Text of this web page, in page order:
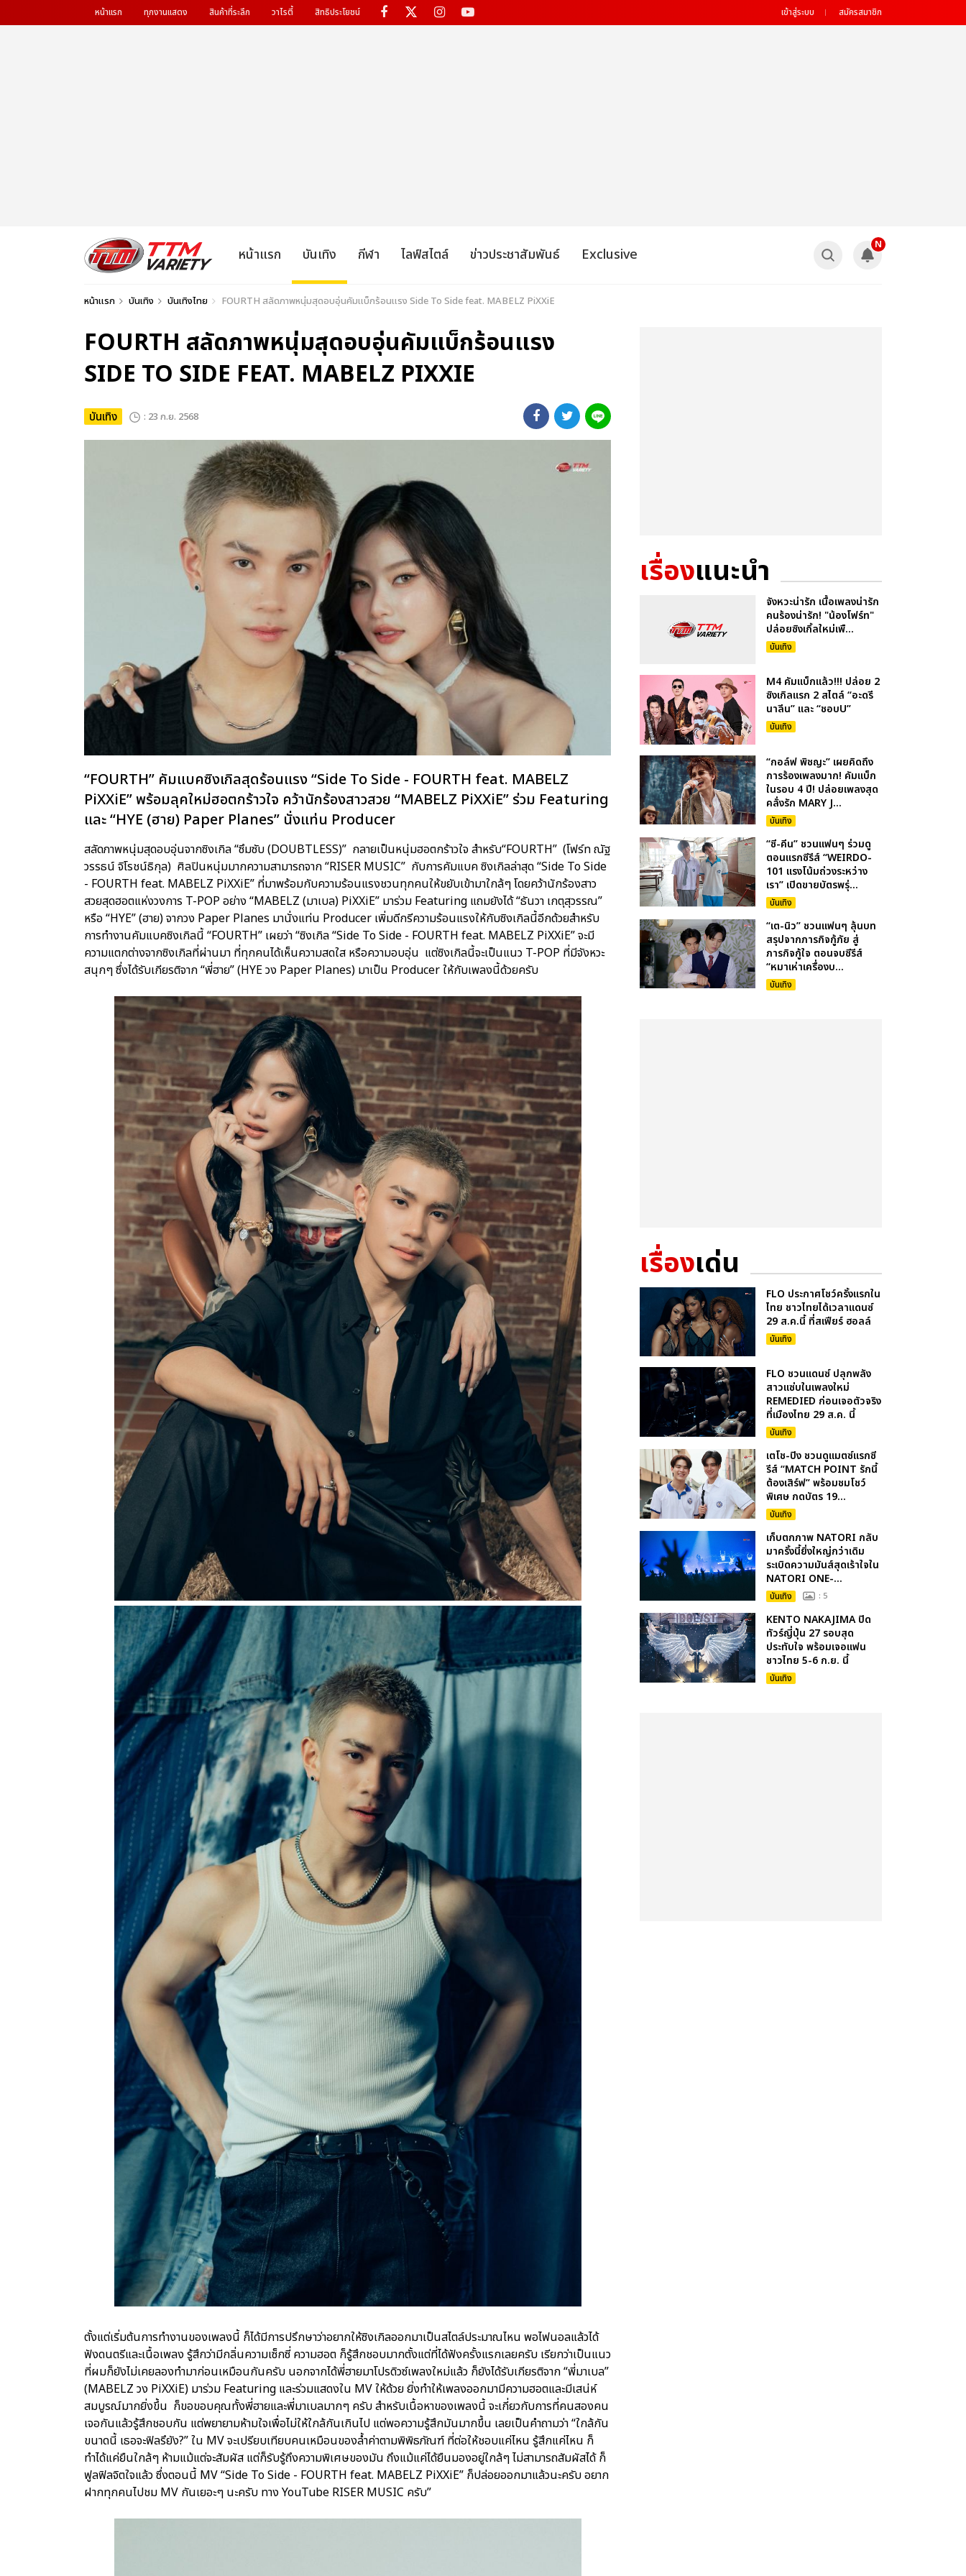
หน้าแรก ทุกงานแสดง สินค้าที่ระลึก วาไรตี้ สิทธิประโยชน์ เข้าสู่ระบบ สมัครสมาชิก
หน้าแรก บันเทิง กีฬา ไลฟ์สไตล์ ข่าวประชาสัมพันธ์ Exclusive
N
หน้าแรก บันเทิง บันเทิงไทย FOURTH สลัดภาพหนุ่มสุดอบอุ่นคัมแบ็กร้อนแรง Side To Side feat. MABELZ PiXXiE
FOURTH สลัดภาพหนุ่มสุดอบอุ่นคัมแบ็กร้อนแรง
SIDE TO SIDE FEAT. MABELZ PIXXIE
บันเทิง : 23 ก.ย. 2568
“FOURTH” คัมแบคซิงเกิลสุดร้อนแรง “Side To Side - FOURTH feat. MABELZ
PiXXiE” พร้อมลุคใหม่ฮอตกร้าวใจ คว้านักร้องสาวสวย “MABELZ PiXXiE” ร่วม Featuring
และ “HYE (ฮาย) Paper Planes” นั่งแท่น Producer
สลัดภาพหนุ่มสุดอบอุ่นจากซิงเกิล “ซึมซับ (DOUBTLESS)” กลายเป็นหนุ่มฮอตกร้าวใจ สำหรับ“FOURTH” (โฟร์ท ณัฐ
วรรธน์ จิโรชน์ธิกุล) ศิลปินหนุ่มมากความสามารถจาก “RISER MUSIC” กับการคัมแบค ซิงเกิลล่าสุด “Side To Side
- FOURTH feat. MABELZ PiXXiE” ที่มาพร้อมกับความร้อนแรงชวนทุกคนให้ขยับเข้ามาใกล้ๆ โดยคว้านักร้องสาว
สวยสุดฮอตแห่งวงการ T-POP อย่าง “MABELZ (มาเบล) PiXXiE” มาร่วม Featuring แถมยังได้ “ธันวา เกตุสุวรรณ”
หรือ “HYE” (ฮาย) จากวง Paper Planes มานั่งแท่น Producer เพิ่มดีกรีความร้อนแรงให้กับซิงเกิลนี้อีกด้วยสำหรับ
การทำงานคัมแบคซิงเกิลนี้ “FOURTH” เผยว่า “ซิงเกิล “Side To Side - FOURTH feat. MABELZ PiXXiE” จะมี
ความแตกต่างจากซิงเกิลที่ผ่านมา ที่ทุกคนได้เห็นความสดใส หรือความอบอุ่น แต่ซิงเกิลนี้จะเป็นแนว T-POP ที่มีจังหวะ
สนุกๆ ซึ่งได้รับเกียรติจาก “พี่ฮาย” (HYE วง Paper Planes) มาเป็น Producer ให้กับเพลงนี้ด้วยครับ
ตั้งแต่เริ่มต้นการทำงานของเพลงนี้ ก็ได้มีการปรึกษาว่าอยากให้ซิงเกิลออกมาเป็นสไตล์ประมาณไหน พอไฟนอลแล้วได้
ฟังดนตรีและเนื้อเพลง รู้สึกว่ามีกลิ่นความเซ็กซี่ ความฮอต ก็รู้สึกชอบมากตั้งแต่ที่ได้ฟังครั้งแรกเลยครับ เรียกว่าเป็นแนว
ที่ผมก็ยังไม่เคยลองทำมาก่อนเหมือนกันครับ นอกจากได้พี่ฮายมาโปรดิวซ์เพลงใหม่แล้ว ก็ยังได้รับเกียรติจาก “พี่มาเบล”
(MABELZ วง PiXXiE) มาร่วม Featuring และร่วมแสดงใน MV ให้ด้วย ยิ่งทำให้เพลงออกมามีความฮอตและมีเสน่ห์
สมบูรณ์มากยิ่งขึ้น ก็ขอขอบคุณทั้งพี่ฮายและพี่มาเบลมากๆ ครับ สำหรับเนื้อหาของเพลงนี้ จะเกี่ยวกับการที่คนสองคน
เจอกันแล้วรู้สึกชอบกัน แต่พยายามห้ามใจเพื่อไม่ให้ใกล้กันเกินไป แต่พอความรู้สึกมันมากขึ้น เลยเป็นคำถามว่า “ใกล้กัน
ขนาดนี้ เธอจะฟิลรึยัง?” ใน MV จะเปรียบเทียบคนเหมือนของล้ำค่าตามพิพิธภัณฑ์ ที่ต่อให้ชอบแค่ไหน รู้สึกแค่ไหน ก็
ทำได้แค่ยืนใกล้ๆ ห้ามแม้แต่จะสัมผัส แต่ก็รับรู้ถึงความพิเศษของมัน ถึงแม้แค่ได้ยืนมองอยู่ใกล้ๆ ไม่สามารถสัมผัสได้ ก็
ฟูลฟิลจิตใจแล้ว ซึ่งตอนนี้ MV “Side To Side - FOURTH feat. MABELZ PiXXiE” ก็ปล่อยออกมาแล้วนะครับ อยาก
ฝากทุกคนไปชม MV กันเยอะๆ นะครับ ทาง YouTube RISER MUSIC ครับ”
เรื่องแนะนำ
จังหวะน่ารัก เนื้อเพลงน่ารัก
คนร้องน่ารัก! "น้องโฟร์ท"
ปล่อยซิงเกิ้ลใหม่เพื...
บันเทิง
M4 คัมแบ็กแล้ว!!! ปล่อย 2
ซิงเกิลแรก 2 สไตล์ “อะดรี
นาลีน” และ “ชอบU”
บันเทิง
“กอล์ฟ พิชญะ” เผยคิดถึง
การร้องเพลงมาก! คัมแบ็ก
ในรอบ 4 ปี! ปล่อยเพลงสุด
คลั่งรัก MARY J...
บันเทิง
“ซี-คีน” ชวนแฟนๆ ร่วมดู
ตอนแรกซีรีส์ “WEIRDO-
101 แรงโน้มถ่วงระหว่าง
เรา” เปิดขายบัตรพรุ่...
บันเทิง
“เต-นิว” ชวนแฟนๆ ลุ้นบท
สรุปจากภารกิจกู้ภัย สู่
ภารกิจกู้ใจ ตอนจบซีรีส์
“หมาเห่าเครื่องบ...
บันเทิง
เรื่องเด่น
FLO ประกาศโชว์ครั้งแรกใน
ไทย ชาวไทยได้เวลาแดนซ์
29 ส.ค.นี้ ที่สเฟียร์ ฮอลล์
บันเทิง
FLO ชวนแดนซ์ ปลุกพลัง
สาวแซ่บในเพลงใหม่
REMEDIED ก่อนเจอตัวจริง
ที่เมืองไทย 29 ส.ค. นี้
บันเทิง
เตโช-ปิง ชวนดูแมตซ์แรกซี
รีส์ “MATCH POINT รักนี้
ต้องเสิร์ฟ” พร้อมชมโชว์
พิเศษ กดบัตร 19...
บันเทิง
เก็บตกภาพ NATORI กลับ
มาครั้งนี้ยิ่งใหญ่กว่าเดิม
ระเบิดความมันส์สุดเร้าใจใน
NATORI ONE-...
บันเทิง : 5
KENTO NAKAJIMA ปิด
ทัวร์ญี่ปุ่น 27 รอบสุด
ประทับใจ พร้อมเจอแฟน
ชาวไทย 5-6 ก.ย. นี้
บันเทิง